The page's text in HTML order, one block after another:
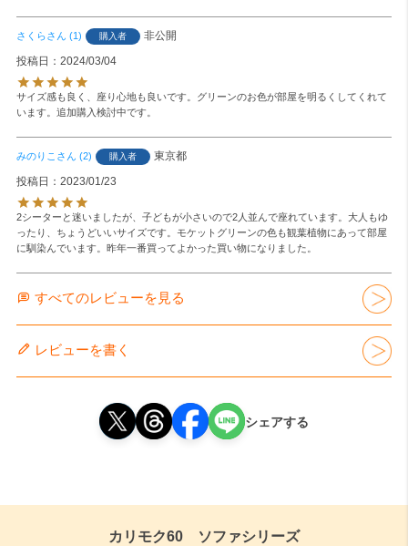
さくら 1 購入者
非公開
投稿日
2024/03/04
サイズ感も良く、座り心地も良いです。グリーンのお色が部屋を明るくしてくれて
います。追加購入検討中です。
みのりこ 2 購入者
東京都
投稿日
2023/01/23
2シーターと迷いましたが、子どもが小さいので2人並んで座れています。大人もゆ
ったり、ちょうどいいサイズです。モケットグリーンの色も観葉植物にあって部屋
に馴染んでいます。昨年一番買ってよかった買い物になりました。
すべてのレビューを見る
レビューを書く
シェアする
カリモク60 ソファシリーズ